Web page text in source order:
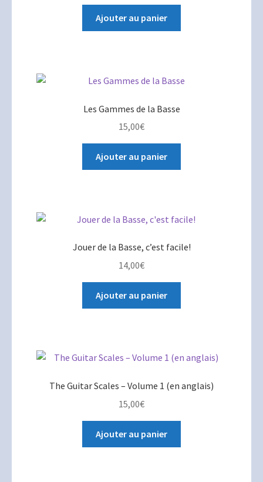
Ajouter au panier
Les Gammes de la Basse
15,00€
Ajouter au panier
Jouer de la Basse, c’est facile!
14,00€
Ajouter au panier
The Guitar Scales – Volume 1 (en anglais)
15,00€
Ajouter au panier